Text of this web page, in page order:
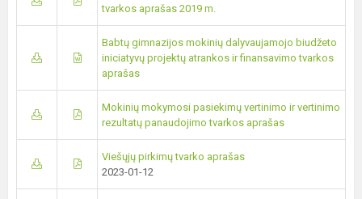
tvarkos aprašas 2019 m.
Babtų gimnazijos mokinių dalyvaujamojo biudžeto
iniciatyvų projektų atrankos ir finansavimo tvarkos
aprašas
Mokinių mokymosi pasiekimų vertinimo ir vertinimo
rezultatų panaudojimo tvarkos aprašas
Viešųjų pirkimų tvarko aprašas
2023-01-12